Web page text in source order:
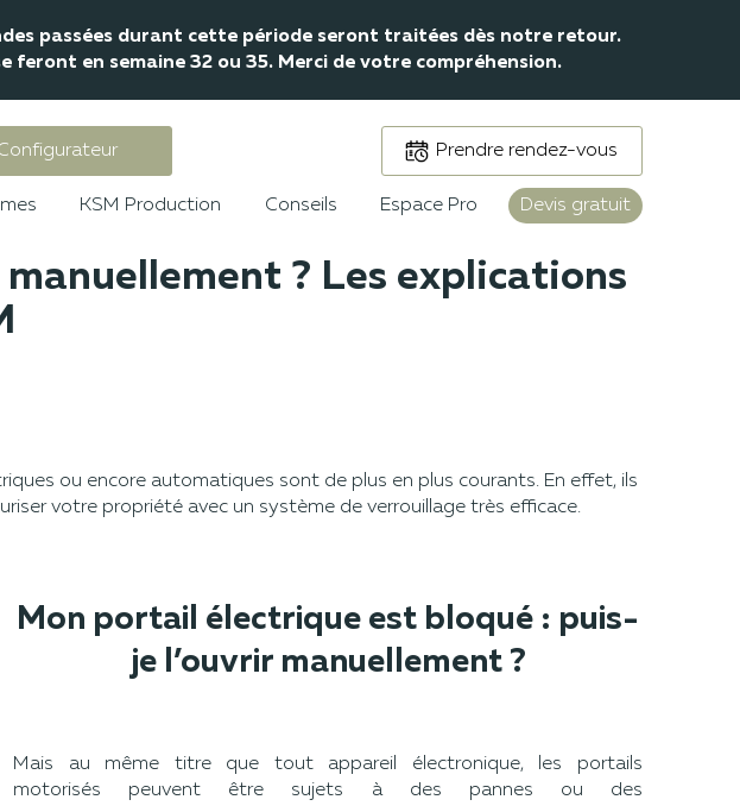
passées durant cette période seront traitées dès notre retour.
feront en semaine 32 ou 35. Merci de votre compréhension.
Prendre rendez-vous
KSM Production Conseils Espace Pro Devis gratuit
? Les explications
ou encore automatiques sont de plus en plus courants. En effet, ils
votre propriété avec un système de verrouillage très efficace.
Mon portail électrique est bloqué : puis-
je l’ouvrir manuellement ?
Mais au même titre que tout appareil électronique, les portails
motorisés peuvent être sujets à des pannes ou des